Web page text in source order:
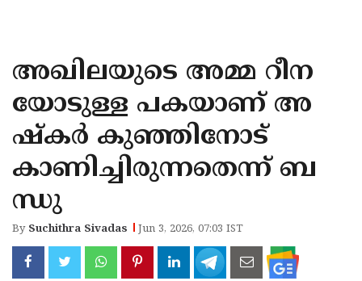
KANNUR
KASARAGOD
അഖിലയുടെ അമ്മ റീന
യോടുള്ള പകയാണ് അ
ഷ്‌കര്‍ കുഞ്ഞിനോട്
കാണിച്ചിരുന്നതെന്ന് ബ
ന്ധു
By Suchithra Sivadas Jun 3, 2026, 07:03 IST